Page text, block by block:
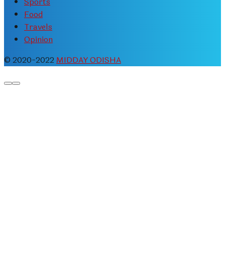
Food
Travels
Opinion
© 2020-2022 MIDDAY ODISHA